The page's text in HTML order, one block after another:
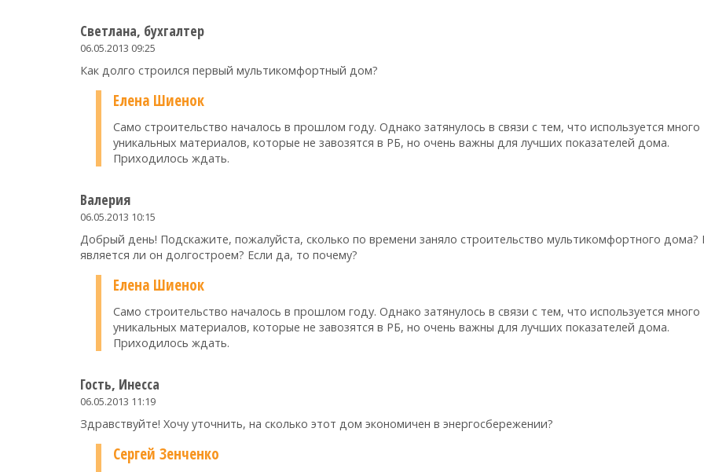
Светлана, бухгалтер
06.05.2013 09:25
Как долго строился первый мультикомфортный дом?
Елена Шиенок
Само строительство началось в прошлом году. Однако затянулось в связи с тем, что используется много
уникальных материалов, которые не завозятся в РБ, но очень важны для лучших показателей дома.
Приходилось ждать.
Валерия
06.05.2013 10:15
Добрый день! Подскажите, пожалуйста, сколько по времени заняло строительство мультикомфортного дома?
является ли он долгостроем? Если да, то почему?
Елена Шиенок
Само строительство началось в прошлом году. Однако затянулось в связи с тем, что используется много
уникальных материалов, которые не завозятся в РБ, но очень важны для лучших показателей дома.
Приходилось ждать.
Гость, Инесса
06.05.2013 11:19
Здравствуйте! Хочу уточнить, на сколько этот дом экономичен в энергосбережении?
Сергей Зенченко